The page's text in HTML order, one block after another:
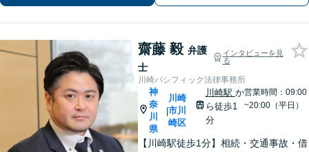
齋藤 毅 弁護
士
インタビューを見
る
川崎パシフィック法律事務所
神
奈
川
県
|
川崎
市川
崎区
川崎駅 か
ら徒歩1
分
営業時間：09:00
~20:00（平日）
【川崎駅徒歩1分】相続・交通事故・借